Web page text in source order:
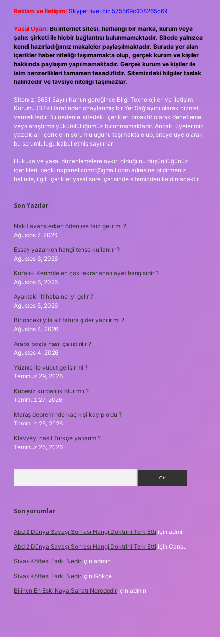
Reklam ve İletişim: Skype: live:.cid.575569c608265c69
Yasal Uyarı: Bu internet sitesi, herhangi bir marka, kurum veya
şahıs şirketi ile hiçbir bağlantısı bulunmamaktadır. Sitede yalnızca
kendi hazırladığımız makaleler paylaşılmaktadır. Burada yer alan
içerikler haber niteliği taşımamakta olup, gerçek kurum ve kişiler
hakkında paylaşım yapılmamaktadır. Gerçek kurum ve kişiler ile
isim benzerlikleri tamamen tesadüfidir. Sitemizdeki bilgiler taslak
halindedir ve tavsiye niteliği taşımazlar.
Sitemiz, 5651 Sayılı Kanun gereğince Bilgi Teknolojileri ve İletişim
Kurumu (BTK) tarafından onaylanmış bir Yer Sağlayıcı olarak hizmet
vermektedir. Bu nedenle, sitedeki içerikleri proaktif olarak denetleme
veya araştırma yükümlülüğümüz bulunmamaktadır. Ancak, üyelerimiz
yazdıkları içeriklerin sorumluluğunu taşımakta olup, siteye üye olarak
bu sorumluluğu kabul etmiş sayılırlar.
Hukuka ve yasal düzenlemelere aykırı olduğunu düşündüğünüz
içerikleri, backlinkpanelicomtr@gmail.com adresine bildirmeniz
halinde, ilgili içerikler yasal süre içerisinde sitemizden kaldırılacaktır.
Son Yazılar
Nakit avans erken ödenirse faiz gelir mi ?
Ağustos 7, 2026
Essay yazarken hangi tense kullanılır ?
Ağustos 6, 2026
Kur’an-ı Kerim’de en çok tekrarlanan ayet hangisidir ?
Ağustos 6, 2026
Ayaktaki iltihaba ne iyi gelir ?
Ağustos 5, 2026
Bir önceki yıla ait fatura gider yazılır mı ?
Ağustos 4, 2026
Araba boşta nasıl çalıştırılır ?
Ağustos 4, 2026
Yüzme ile vücut gelişir mi ?
Temmuz 29, 2026
Küpesiz kurbanlık olur mu ?
Temmuz 27, 2026
Maraş depreminde kaç kişi kayıp oldu ?
Temmuz 25, 2026
Klavyeyi nasıl Türkçe yaparim ?
Temmuz 25, 2026
Son yorumlar
Abd 2 Dünya Savaşı Sonrası Hangi Doktrini Terk Etti için admin
Abd 2 Dünya Savaşı Sonrası Hangi Doktrini Terk Etti için Cansu
Sivas Köftesi Farkı Nedir için admin
Sivas Köftesi Farkı Nedir için Gökçe
Bilinen En Eski Kaya Sanatı Nerededir için admin